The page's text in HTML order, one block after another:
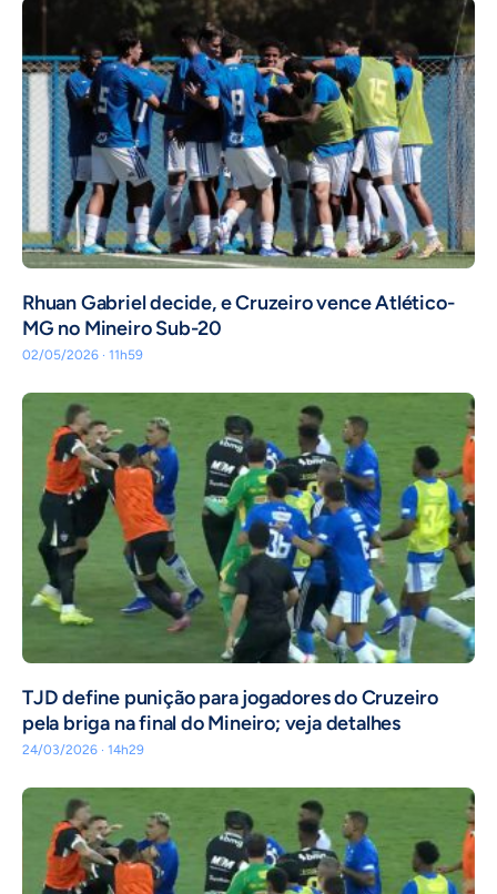
Rhuan Gabriel decide, e Cruzeiro vence Atlético-
MG no Mineiro Sub-20
02/05/2026 · 11h59
TJD define punição para jogadores do Cruzeiro
pela briga na final do Mineiro; veja detalhes
24/03/2026 · 14h29